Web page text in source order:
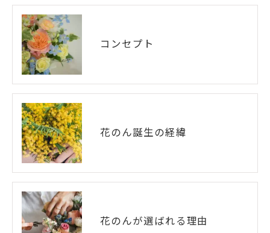
コンセプト
花のん誕生の経緯
花のんが選ばれる理由